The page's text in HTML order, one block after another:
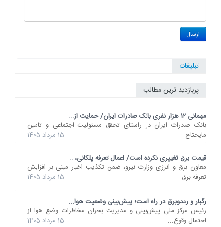
تبلیغات
پربازدید ترین مطالب
مهمانی 12 هزار نفری بانک صادرات ایران/ حمایت از...
​بانک صادرات ایران در راستای تحقق مسئولیت اجتماعی و تامین
مایحتاج...
15 مرداد 1405
قیمت برق تغییری نکرده است/ اعمال تعرفه پلکانی،...
معاون برق و انرژی وزارت نیرو، ضمن تکذیب اخبار مبنی بر افزایش
تعرفه برق...
15 مرداد 1405
رگبار و رعدوبرق در راه است؛ پیش‌بینی وضعیت هوا...
رئیس مرکز ملی پیش‌بینی و مدیریت بحران مخاطرات وضع هوا از
احتمال وقوع...
15 مرداد 1405